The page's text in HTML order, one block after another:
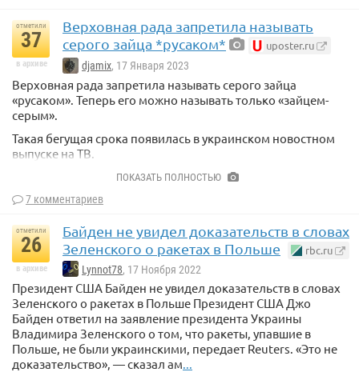
отметили
37
в архиве
Верховная рада запретила называть
серого зайца *русаком*
uposter.ru
djamix, 17 Января 2023
Верховная рада запретила называть серого зайца
«русаком». Теперь его можно называть только «зайцем-
серым».
Такая бегущая срока появилась в украинском новостном
выпуске на ТВ.
ПОКАЗАТЬ ПОЛНОСТЬЮ
7 комментариев
отметили
26
в архиве
Байден не увидел доказательств в словах
Зеленского о ракетах в Польше
rbc.ru
Lynnot78, 17 Ноября 2022
Президент США Байден не увидел доказательств в словах
Зеленского о ракетах в Польше Президент США Джо
Байден ответил на заявление президента Украины
Владимира Зеленского о том, что ракеты, упавшие в
Польше, не были украинскими, передает Reuters. «Это не
доказательство», — сказал ам...